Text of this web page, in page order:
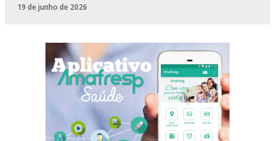
19 de junho de 2026